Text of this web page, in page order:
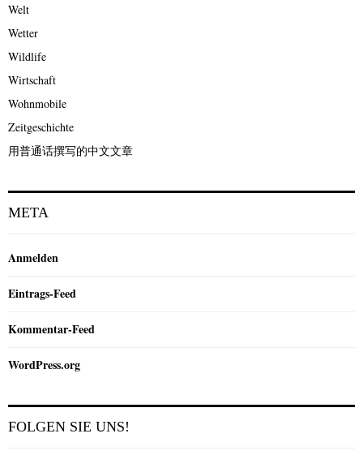
Welt
Wetter
Wildlife
Wirtschaft
Wohnmobile
Zeitgeschichte
用普通话撰写的中文文章
META
Anmelden
Eintrags-Feed
Kommentar-Feed
WordPress.org
FOLGEN SIE UNS!